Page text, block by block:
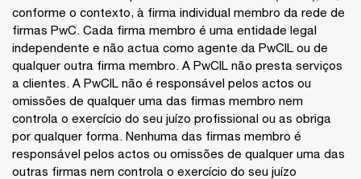
conforme o contexto, à firma individual membro da rede de
firmas PwC. Cada firma membro é uma entidade legal
independente e não actua como agente da PwCIL ou de
qualquer outra firma membro. A PwCIL não presta serviços
a clientes. A PwCIL não é responsável pelos actos ou
omissões de qualquer uma das firmas membro nem
controla o exercício do seu juízo profissional ou as obriga
por qualquer forma. Nenhuma das firmas membro é
responsável pelos actos ou omissões de qualquer uma das
outras firmas nem controla o exercício do seu juízo